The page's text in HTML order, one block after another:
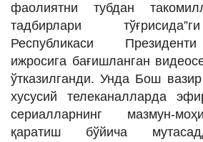
фаолиятни тубдан
тадбирлари
Республикаси
ижросига бағишланган
ўтказилганди. Унда Бош
хусусий телеканалларда
сериалларнинг мазмун-
қаратиш бўйича